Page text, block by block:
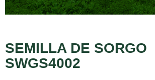
SEMILLA DE SORGO
SWGS4002